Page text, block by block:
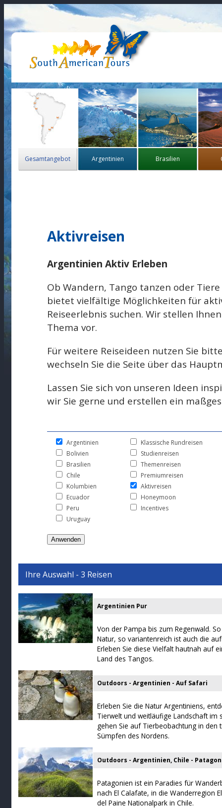
Gesamtangebot Argentinien Brasilien
Aktivreisen
Argentinien Aktiv Erleben
Ob Wandern, Tango tanzen oder
bietet vielfältige Möglichkeiten für
Reiseerlebnis suchen. Wir stellen
Thema vor.
Für weitere Reiseideen nutzen Sie
wechseln Sie die Seite über das
Lassen Sie sich von unseren Ideen
wir Sie gerne und erstellen ein
Argentinien
Bolivien
Brasilien
Chile
Kolumbien
Ecuador
Peru
Uruguay
Klassische Rundreisen
Studienreisen
Themenreisen
Premiumreisen
Aktivreisen
Honeymoon
Incentives
Ihre Auswahl - 3 Reisen
Argentinien Pur
Von der Pampa bis zum Regenwald.
Natur, so variantenreich ist auch die
Erleben Sie diese Vielfalt hautnah auf
Land des Tangos.
Outdoors - Argentinien - Auf Safari
Erleben Sie die Natur Argentiniens,
Tierwelt und weitläufige Landschaft im
gehen Sie auf Tierbeobachtung in den
Sümpfen des Nordens.
Outdoors - Argentinien, Chile -
Patagonien ist ein Paradies für
nach El Calafate, in die Wanderregion
del Paine Nationalpark in Chile.